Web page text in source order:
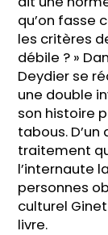
qu’on fasse
les critères
débile ? »
Deydier se
une double
son histoire
tabous.
traitement
l’internaute
personnes
culturel
livre.